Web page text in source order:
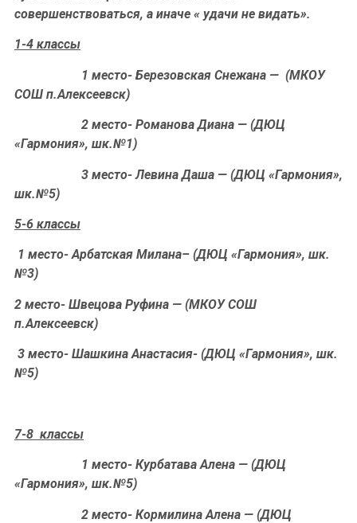
совершенствоваться, а иначе « удачи не видать».
1-4 классы
1 место- Березовская Снежана — (МКОУ
СОШ п.Алексеевск)
2 место- Романова Диана — (ДЮЦ
«Гармония», шк.№1)
3 место- Левина Даша — (ДЮЦ «Гармония»,
шк.№5)
5-6 классы
1 место- Арбатская Милана– (ДЮЦ «Гармония», шк.
№3)
2 место- Швецова Руфина — (МКОУ СОШ
п.Алексеевск)
3 место- Шашкина Анастасия- (ДЮЦ «Гармония», шк.
№5)
7-8 классы
1 место- Курбатава Алена — (ДЮЦ
«Гармония», шк.№5)
2 место- Кормилина Алена — (ДЮЦ